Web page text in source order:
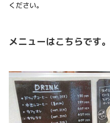
ください。
メニューはこちらです。